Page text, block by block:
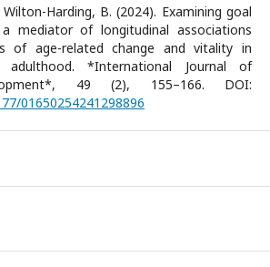
Harding, B. (2024). Examining goal
mediator of longitudinal associations
of age-related change and vitality in
*International Journal of
49 (2), 155–166. DOI:
01650254241298896